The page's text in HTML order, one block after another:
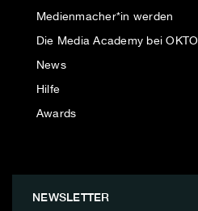
Medienmacher*in werden
Die Media Academy bei OKTO
News
Hilfe
Awards
NEWSLETTER